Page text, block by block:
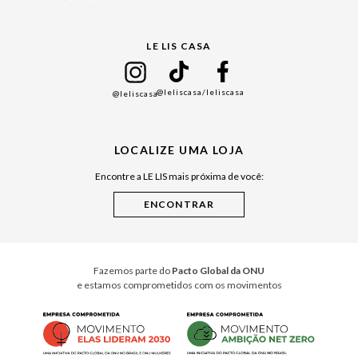
Cuidados Casa
LE LIS CASA
@leliscasa@leliscasa/leliscasa
LOCALIZE UMA LOJA
Encontre a LE LIS mais próxima de você:
Fazemos parte do Pacto Global da ONU
e estamos comprometidos com os movimentos